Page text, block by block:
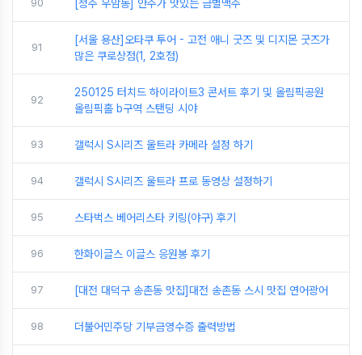
90 [청주 우암동] 안주가 맛있는 금별맥주
91
[서울 용산]오타쿠 투어 - 고전 애니 굿즈 및 디지몬 굿즈가
많은 쿠로상점(1, 2호점)
92
250125 터치드 하이라이트3 콘서트 후기 및 올림픽공원
올림픽홀 b구역 스탠딩 시야
93 갤럭시 S시리즈 울트라 카메라 설정 하기
94 갤럭시 S시리즈 울트라 프로 동영상 설정하기
95 스타벅스 베어리스타 키링(야구) 후기
96 한화이글스 이글스 응원봉 후기
97 [대전 대덕구 송촌동 맛집]대전 송촌동 스시 맛집 연어광어
98 더불어민주당 기부금영수증 출력방법